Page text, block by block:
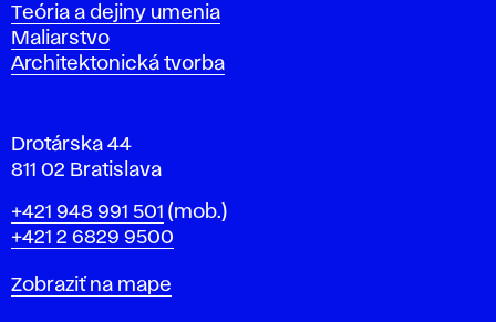
l
a
v
Katedry
Teória a dejiny umenia
Maliarstvo
Architektonická tvorba
Drotárska 44
811 02 Bratislava
Telefón
+421 948 991 501 (mob.)
+421 2 6829 9500
Mapa
Zobraziť na mape